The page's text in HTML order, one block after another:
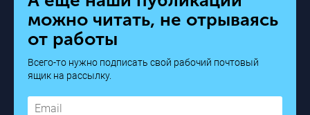
можно читать, не отрываясь
от работы
Всего-то нужно подписать свой рабочий почтовый
ящик на рассылку.